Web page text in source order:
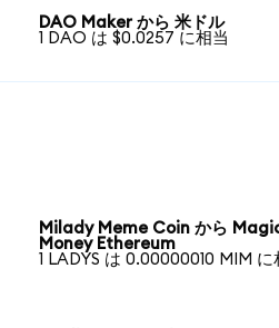
DAO Maker から 米ドル
1 DAO は $0.0257 に相当
Milady Meme Coin から
Money Ethereum
1 LADYS は 0.00000010 MIM に